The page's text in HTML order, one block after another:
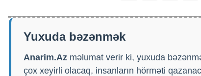
Yuxuda bəzənmək
Anarim.Az məlumat verir ki, yuxuda
çox xeyirli olacaq, insanların hörməti